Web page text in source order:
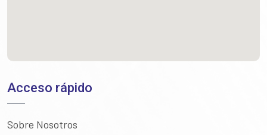
Acceso rápido
Sobre Nosotros